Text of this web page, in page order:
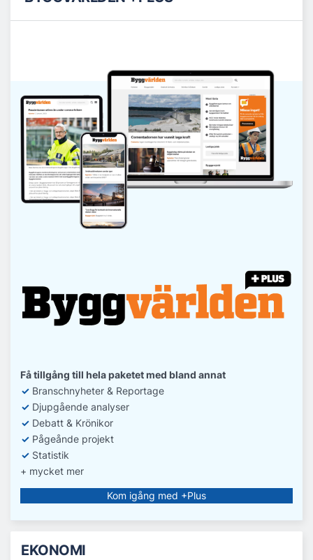
Få tillgång till hela paketet med bland annat
✓ Branschnyheter & Reportage
✓ Djupgående analyser
✓ Debatt & Krönikor
✓ Pågeånde projekt
✓ Statistik
+ mycket mer
Kom igång med +Plus
EKONOMI